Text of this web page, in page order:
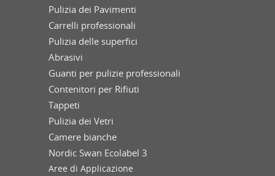
Pulizia dei Pavimenti
Carrelli professionali
Pulizia delle superfici
Abrasivi
Guanti per pulizie professionali
Contenitori per Rifiuti
Tappeti
Pulizia dei Vetri
Camere bianche
Nordic Swan Ecolabel 3
Aree di Applicazione